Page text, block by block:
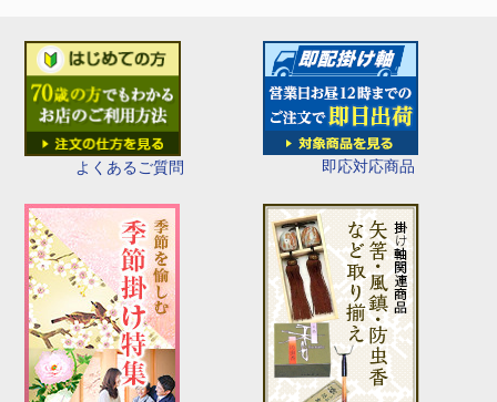
よくあるご質問 即応対応商品